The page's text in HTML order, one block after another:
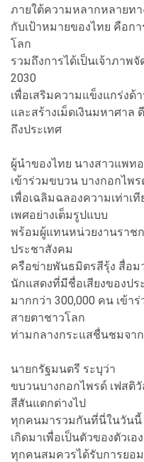
ภายใต้ความหลากหลายทา
กับเป้าหมายของไทย คือกา
โลก
รวมถึงการได้เป็นเจ้าภาพ
2030
เพื่อเสริมความแข็งแกร่งด้
และสร้างเม็ดเงินมหาศาล
ถึงประเทศ
ผู้นำของไทย นางสาวแพท
เข้าร่วมขบวน บางกอกไพร
เพื่อเฉลิมฉลองความเท่า
เพศอย่างเต็มรูปแบบ
พร้อมผู้แทนหน่วยงานราช
ประชาสังคม
ครือข่ายพันธมิตรสีรุ้ง สื่อ
นักแสดงที่มีชื่อเสียงของปร
มากกว่า 300,000 คน เข้า
สายตาชาวโลก
ท่ามกลางกระแสชื่นชมจา
นายกรัฐมนตรี ระบุว่า
ขบวนบางกอกไพรด์ เฟสติ
สีสันแตกต่างไป
ทุกคนมารวมกันที่นี่ในวันนี้
เกิดมาเพื่อเป็นตัวของตัวเอง
ทุกคนสมควรได้รับการยอ